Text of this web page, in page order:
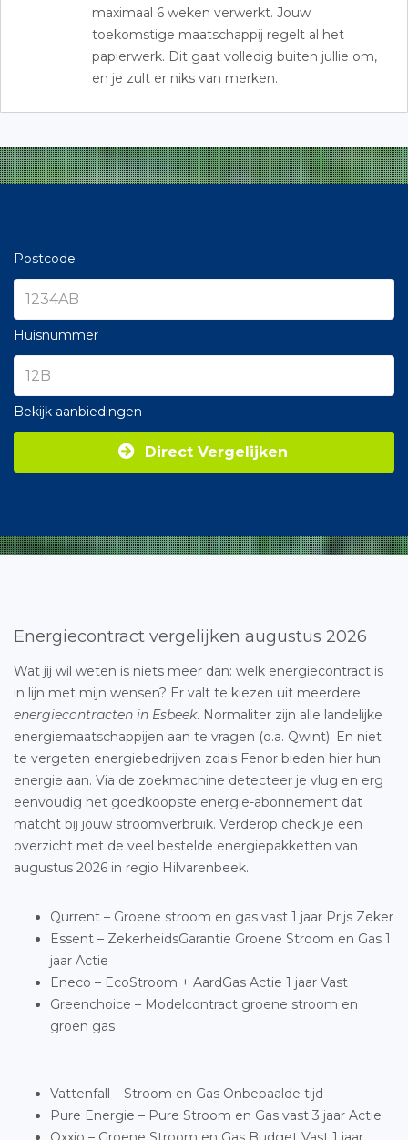
maximaal 6 weken verwerkt. Jouw
toekomstige maatschappij regelt al het
papierwerk. Dit gaat volledig buiten jullie om,
en je zult er niks van merken.
Postcode
Huisnummer
Bekijk aanbiedingen
Direct Vergelijken
Energiecontract vergelijken augustus 2026
Wat jij wil weten is niets meer dan: welk energiecontract is
in lijn met mijn wensen? Er valt te kiezen uit meerdere
energiecontracten in Esbeek. Normaliter zijn alle landelijke
energiemaatschappijen aan te vragen (o.a. Qwint). En niet
te vergeten energiebedrijven zoals Fenor bieden hier hun
energie aan. Via de zoekmachine detecteer je vlug en erg
eenvoudig het goedkoopste energie-abonnement dat
matcht bij jouw stroomverbruik. Verderop check je een
overzicht met de veel bestelde energiepakketten van
augustus 2026 in regio Hilvarenbeek.
Qurrent – Groene stroom en gas vast 1 jaar Prijs Zeker
Essent – ZekerheidsGarantie Groene Stroom en Gas 1
jaar Actie
Eneco – EcoStroom + AardGas Actie 1 jaar Vast
Greenchoice – Modelcontract groene stroom en
groen gas
Vattenfall – Stroom en Gas Onbepaalde tijd
Pure Energie – Pure Stroom en Gas vast 3 jaar Actie